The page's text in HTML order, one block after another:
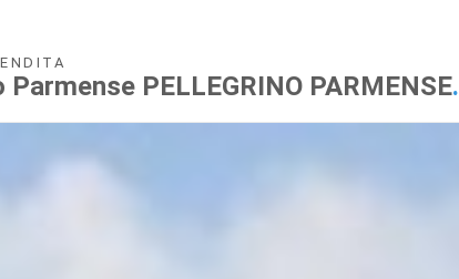
Parmense PELLEGRINO PARMENSE.